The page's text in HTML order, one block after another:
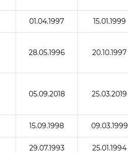
01.04.1997 15.01.1999
28.05.1996 20.10.1997
05.09.2018 25.03.2019
15.09.1998 09.03.1999
29.07.1993 25.01.1994